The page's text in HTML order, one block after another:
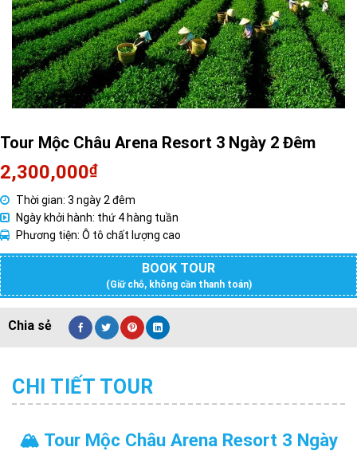
Tour Mộc Châu Arena Resort 3 Ngày 2 Đêm
2,300,000₫
Thời gian: 3 ngày 2 đêm
Ngày khởi hành: thứ 4 hàng tuần
Phương tiện: Ô tô chất lượng cao
BOOK TOUR
(Giữ chỗ, không cần thanh toán)
CHI TIẾT TOUR
🏔️ Tour Mộc Châu Arena Resort 3 Ngày